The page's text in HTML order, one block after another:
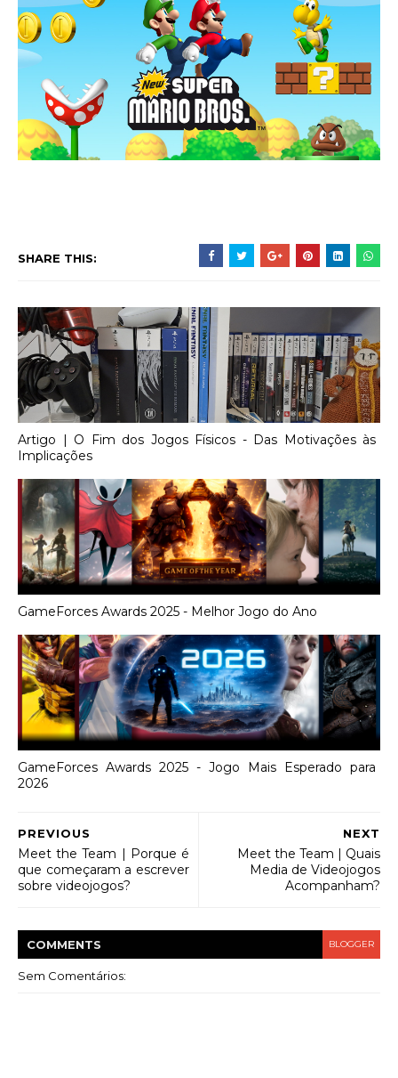
SHARE THIS:
Artigo | O Fim dos Jogos Físicos - Das Motivações às
Implicações
GameForces Awards 2025 - Melhor Jogo do Ano
GameForces Awards 2025 - Jogo Mais Esperado para
2026
NEXT
Meet the Team | Quais
Media de Videojogos
Acompanham?
PREVIOUS
Meet the Team | Porque é
que começaram a escrever
sobre videojogos?
COMMENTS BLOGGER
Sem Comentários: